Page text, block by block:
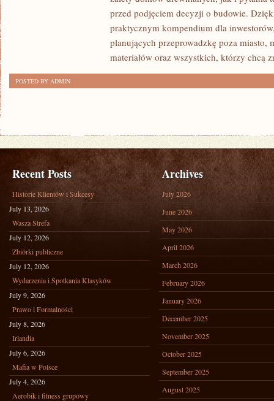
FORMALNOŚCIprzed podjęciem decyzji o budowie.
praktycznym kompendium dla
planujących przeprowadzkę poza miasto,
materiałów oraz wszystkich, którzy chcą
POSTED BY ADMIN
Recent Posts
Historie Klientów i Sukcesy
July 13, 2026
Wasza Strefa
July 12, 2026
Zbiórki publiczne
July 12, 2026
Wydarzenia i Spotkania Klasyków
July 9, 2026
Prawo i Formalności
July 8, 2026
Irlandia
July 6, 2026
Mafia w Polsce
July 4, 2026
Aerobik i fitness grupowy
Archives
July 2026
June 2026
May 2026
April 2026
March 2026
February 2026
January 2026
December 2025
November 2025
October 2025
September 2025
August 2025